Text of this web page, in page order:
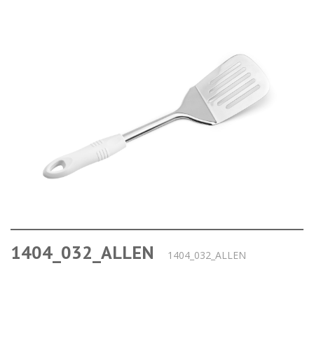
1404_032_ALLEN 1404_032_ALLEN